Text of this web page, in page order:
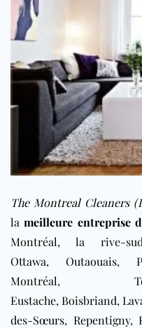
The Montreal Cleaners
lameilleure entreprise
Montréal, la rive-
Ottawa, Outaouais,
Montréal,
Eustache, Boisbriand,
des-Sœurs, Repentigny,